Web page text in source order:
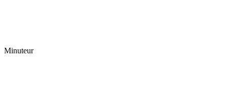
Minuteur